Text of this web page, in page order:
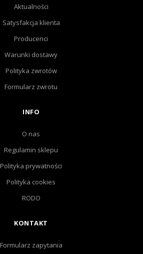
Aktualności
Satysfakcja klienta
Producenci
Warunki dostawy
Polityka zwrotów
Formularz zwrotu
INFO
O nas
Regulamin sklepu
Polityka prywatności
Polityka cookies
RODO
KONTAKT
Formularz zapytania